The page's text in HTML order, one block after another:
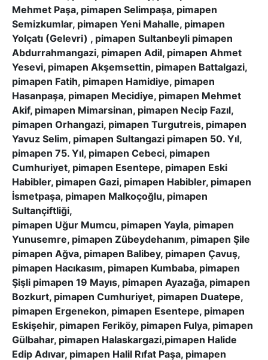
Mehmet Paşa, pimapen Selimpaşa, pimapen
Semizkumlar, pimapen Yeni Mahalle, pimapen
Yolçatı (Gelevri) , pimapen Sultanbeyli pimapen
Abdurrahmangazi, pimapen Adil, pimapen Ahmet
Yesevi, pimapen Akşemsettin, pimapen Battalgazi,
pimapen Fatih, pimapen Hamidiye, pimapen
Hasanpaşa, pimapen Mecidiye, pimapen Mehmet
Akif, pimapen Mimarsinan, pimapen Necip Fazıl,
pimapen Orhangazi, pimapen Turgutreis, pimapen
Yavuz Selim, pimapen Sultangazi pimapen 50. Yıl,
pimapen 75. Yıl, pimapen Cebeci, pimapen
Cumhuriyet, pimapen Esentepe, pimapen Eski
Habibler, pimapen Gazi, pimapen Habibler, pimapen
İsmetpaşa, pimapen Malkoçoğlu, pimapen
Sultançiftliği,
pimapen Uğur Mumcu, pimapen Yayla, pimapen
Yunusemre, pimapen Zübeydehanım, pimapen Şile
pimapen Ağva, pimapen Balibey, pimapen Çavuş,
pimapen Hacıkasım, pimapen Kumbaba, pimapen
Şişli pimapen 19 Mayıs, pimapen Ayazağa, pimapen
Bozkurt, pimapen Cumhuriyet, pimapen Duatepe,
pimapen Ergenekon, pimapen Esentepe, pimapen
Eskişehir, pimapen Feriköy, pimapen Fulya, pimapen
Gülbahar, pimapen Halaskargazi,pimapen Halide
Edip Adıvar, pimapen Halil Rıfat Paşa, pimapen